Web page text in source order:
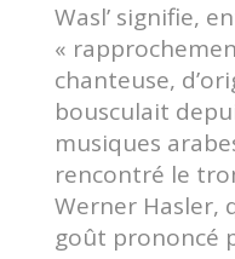
Wasl’ signifie,
«
chanteuse,
bousculait
musiques
rencontré le
Werner Hasler,
goût prononcé